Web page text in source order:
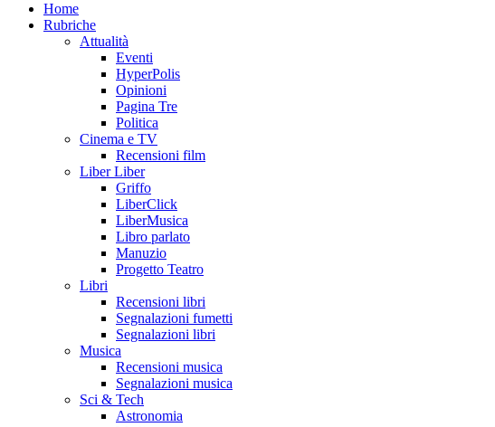
Home
Rubriche
Attualità
Eventi
HyperPolis
Opinioni
Pagina Tre
Politica
Cinema e TV
Recensioni film
Liber Liber
Griffo
LiberClick
LiberMusica
Libro parlato
Manuzio
Progetto Teatro
Libri
Recensioni libri
Segnalazioni fumetti
Segnalazioni libri
Musica
Recensioni musica
Segnalazioni musica
Sci & Tech
Astronomia